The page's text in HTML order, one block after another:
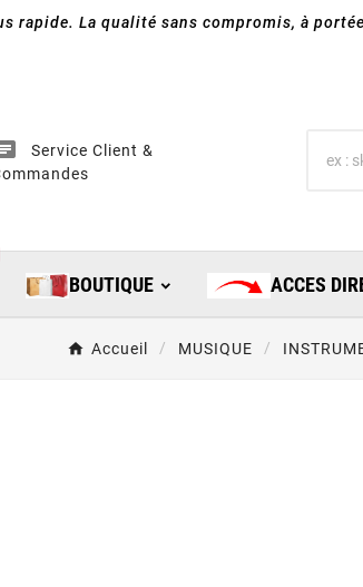
rapide. La qualité sans compromis, à
Service Client &
BOUTIQUE ACCES
Accueil MUSIQUE